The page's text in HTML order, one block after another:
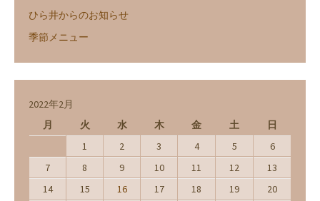
ひら井からのお知らせ
季節メニュー
2022年2月
月
火 水 木 金 土 日
1 2 3 4 5
6
7
8 9 10 11 12
13
14
15 16 17 18 19
20